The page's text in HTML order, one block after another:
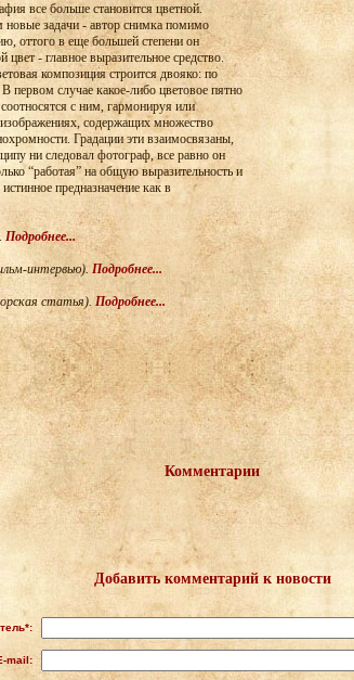
все больше становится цветной.
новые задачи - автор снимка помимо
оттого в еще большей степени он
- главное выразительное средство.
композиция строится двояко: по
первом случае какое-либо цветовое пятно
с ним, гармонируя или
содержащих множество
Градации эти взаимосвязаны,
ни следовал фотограф, все равно он
“работая” на общую выразительность и
предназначение как в
Подробнее...
интервью). Подробнее...
статья). Подробнее...
Комментарии
Добавить комментарий к новости
mail: